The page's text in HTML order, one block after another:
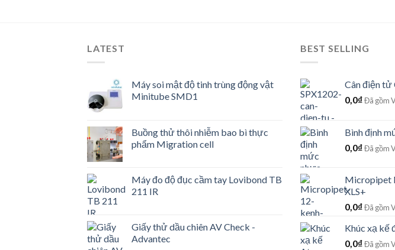
LATEST
Máy soi mật độ tinh trùng động vật
Minitube SMD1
Buồng thử thôi nhiễm bao bì thực
phẩm Migration cell
Máy đo độ đục cầm tay Lovibond TB
211 IR
Giấy thử dầu chiên AV Check -
Advantec
BEST SELLING
Cân điện tử
0,0₫Đã gồm
Bình định
0,0₫Đã gồm
Micropipet
XLS+
0,0₫Đã gồm
Khúc xạ kế
0,0₫Đã gồm